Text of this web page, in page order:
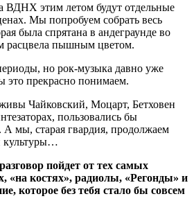
ВДНХ этим летом будут отдельные
Мы попробуем собрать весь
была спрятана в андеграунде во
расцвела пышным цветом.
но рок-музыка давно уже
это прекрасно понимаем.
Чайковский, Моцарт, Бетховен
пользовались бы
А мы, старая гвардия, продолжаем
культуры…
пойдет от тех самых
«на костях», радиолы, «Регонды» и
которое без тебя стало бы совсем